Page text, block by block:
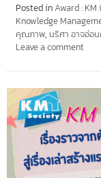
Posted inAward :
Knowledge
คุณภาพ, นริศา อาจอ่อ
Leave a comment